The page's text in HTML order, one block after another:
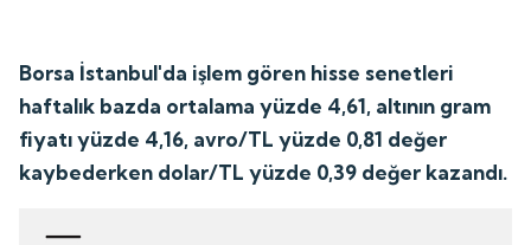
Borsa İstanbul'da işlem gören hisse senetleri
haftalık bazda ortalama yüzde 4,61, altının gram
fiyatı yüzde 4,16, avro/TL yüzde 0,81 değer
kaybederken dolar/TL yüzde 0,39 değer kazandı.